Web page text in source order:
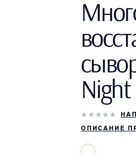
Night
ОПИСАНИЕ